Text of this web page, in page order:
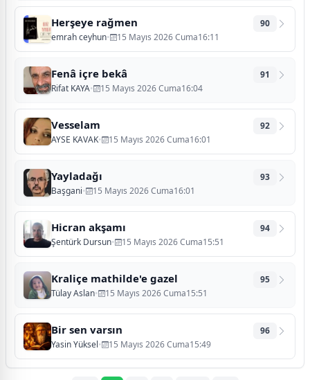
Herşeye rağmen
emrah ceyhun• 15 Mayıs 2026 Cuma16:11
90
Fenâ içre bekâ
Rifat KAYA• 15 Mayıs 2026 Cuma16:04
91
Vesselam
AYSE KAVAK• 15 Mayıs 2026 Cuma16:01
92
Yayladağı
Başgani• 15 Mayıs 2026 Cuma16:01
93
Hicran akşamı
Şentürk Dursun• 15 Mayıs 2026 Cuma15:51
94
Kraliçe mathilde'e gazel
Tülay Aslan• 15 Mayıs 2026 Cuma15:51
95
Bir sen varsın
Yasin Yüksel• 15 Mayıs 2026 Cuma15:49
96